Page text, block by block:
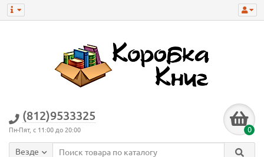
(812)9533325
Пн-Пят, с 11:00 до 20:00 0
Везде